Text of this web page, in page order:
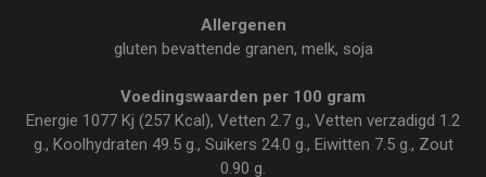
Allergenen
gluten bevattende granen, melk, soja
Voedingswaarden per 100 gram
Energie 1077 Kj (257 Kcal), Vetten 2.7 g., Vetten verzadigd 1.2
g., Koolhydraten 49.5 g., Suikers 24.0 g., Eiwitten 7.5 g., Zout
0.90 g.